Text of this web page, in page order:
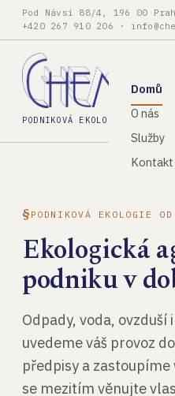
Pod Návsí 88/4, 196 00
+420 267 910 206 ·
PODNIKOVÁ EKOLOGIE, SPOL.
Domů
O nás
Služby
Kontakt
PODNIKOVÁ EKOLOGIE
Ekologická
podniku v
Odpady, voda,
uvedeme váš provoz
předpisy a zastoupíme
se mezitím věnujte